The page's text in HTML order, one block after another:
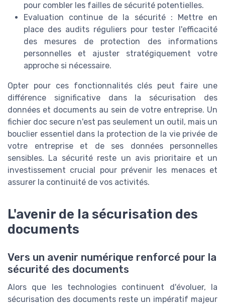
pour combler les failles de sécurité potentielles.
Evaluation continue de la sécurité : Mettre en
place des audits réguliers pour tester l'efficacité
des mesures de protection des informations
personnelles et ajuster stratégiquement votre
approche si nécessaire.
Opter pour ces fonctionnalités clés peut faire une
différence significative dans la sécurisation des
données et documents au sein de votre entreprise. Un
fichier doc secure n'est pas seulement un outil, mais un
bouclier essentiel dans la protection de la vie privée de
votre entreprise et de ses données personnelles
sensibles. La sécurité reste un avis prioritaire et un
investissement crucial pour prévenir les menaces et
assurer la continuité de vos activités.
L'avenir de la sécurisation des
documents
Vers un avenir numérique renforcé pour la
sécurité des documents
Alors que les technologies continuent d'évoluer, la
sécurisation des documents reste un impératif majeur